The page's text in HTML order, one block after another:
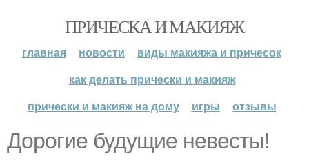
ПРИЧЕСКА И МАКИЯЖ
главная новости
виды макияжа и причесок
как делать прически и макияж
прически и макияж на дому
игры отзывы
Дорогие будущие невесты!